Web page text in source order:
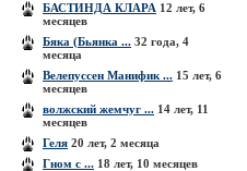
БАСТИНДА КЛАРА 12 лет, 6
месяцев
Бяка (Бьянка ... 32 года, 4
месяца
Велепуссен Манифик ... 15 лет, 6
месяцев
волжский жемчуг ... 14 лет, 11
месяцев
Геля 20 лет, 2 месяца
Гном с ... 18 лет, 10 месяцев